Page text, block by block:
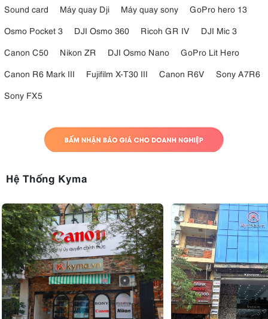
Sound card
Máy quay Dji Máy quay sony
GoPro hero 13
Osmo Pocket 3
DJI Osmo 360 Ricoh GR IV
DJI Mic 3
Canon C50
Nikon ZR DJI Osmo Nano
GoPro Lit Hero
Canon R6 Mark III
Fujifilm X-T30 III Canon R6V
Sony A7R6
Sony FX5
Hệ Thống Kyma